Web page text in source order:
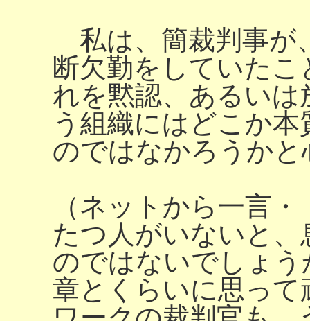
私は、簡裁判事が
断欠勤をしていた
れを黙認、あるい
う組織にはどこか
のではなかろうかと
（ネットから一言
たつ人がいないと
のではないでしょ
章とくらいに思っ